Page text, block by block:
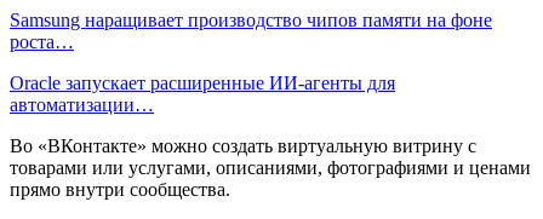
Samsung наращивает производство чипов памяти на фоне
роста…
Oracle запускает расширенные ИИ‑агенты для
автоматизации…
Во «ВКонтакте» можно создать виртуальную витрину с
товарами или услугами, описаниями, фотографиями и ценами
прямо внутри сообщества.